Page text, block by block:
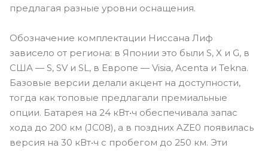
предлагая разные уровни оснащения.
Обозначение комплектации Ниссана Лиф
зависело от региона: в Японии это были S, X и G, в
США — S, SV и SL, в Европе — Visia, Acenta и Tekna.
Базовые версии делали акцент на доступности,
тогда как топовые предлагали премиальные
опции. Батарея на 24 кВт•ч обеспечивала запас
хода до 200 км (JC08), а в поздних AZE0 появилась
версия на 30 кВт•ч с пробегом до 250 км. Эти